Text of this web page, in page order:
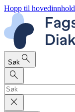
Hopp til hovedinnhold
Søk search
search
close